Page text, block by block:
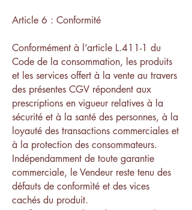
Article 6 : Conformité
Conformément à l’article L.411-1 du
Code de la consommation, les produits
et les services offert à la vente au travers
des présentes CGV répondent aux
prescriptions en vigueur relatives à la
sécurité et à la santé des personnes, à la
loyauté des transactions commerciales et
à la protection des consommateurs.
Indépendamment de toute garantie
commerciale, le Vendeur reste tenu des
défauts de conformité et des vices
cachés du produit.